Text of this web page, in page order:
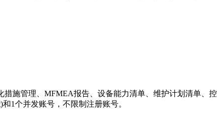
施管理、MFMEA报告、设备能力清单、维护计划清单、控
1个并发账号，不限制注册账号。